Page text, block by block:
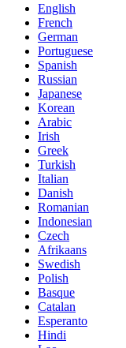
English
French
German
Portuguese
Spanish
Russian
Japanese
Korean
Arabic
Irish
Greek
Turkish
Italian
Danish
Romanian
Indonesian
Czech
Afrikaans
Swedish
Polish
Basque
Catalan
Esperanto
Hindi